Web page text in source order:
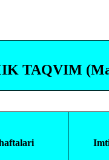
TAQVIM (